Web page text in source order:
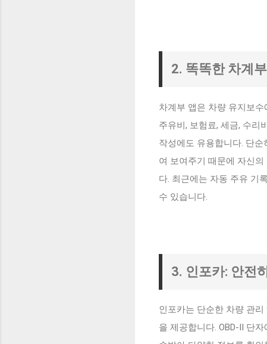
2. 똑똑한 차계
차계부 앱은 차량 유지보
주유비, 보험료, 세금, 수리
작성에도 유용합니다. 단
여 보여주기 때문에 자신
다. 최근에는 자동 주유 기
수 있습니다.
3. 인포카: 안전
인포카는 단순한 차량 관
을 제공합니다. OBD-II 단